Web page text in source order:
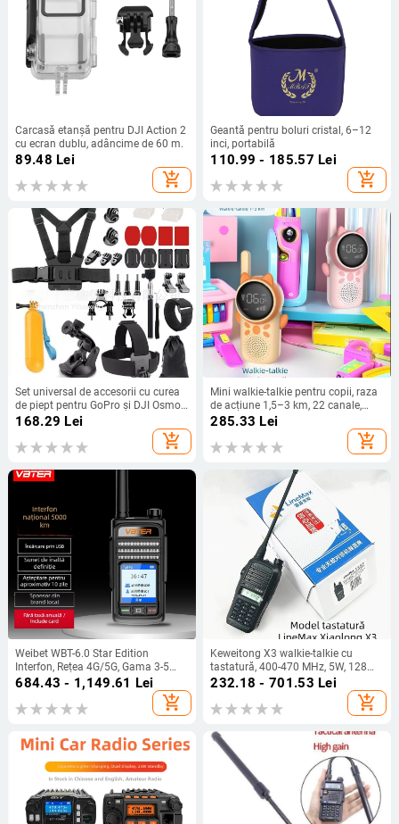
Carcasă etanșă pentru DJI Action 2
cu ecran dublu, adâncime de 60 m.
89.48 Lei
add_shopping_cart
Geantă pentru boluri cristal, 6–12
inci, portabilă
110.99 - 185.57 Lei
add_shopping_cart
Set universal de accesorii cu curea
de piept pentru GoPro și DJI Osmo
Action – pentru ciclism, scufundări,
168.29 Lei
add_shopping_cart
Mini walkie-talkie pentru copii, raza
de acțiune 1,5–3 km, 22 canale,
ieșire RF 0,5 W, baterie litiu 400
285.33 Lei
add_shopping_cart
Weibet WBT-6.0 Star Edition
Interfon, Rețea 4G/5G, Gama 3-5
km, Baterie Li-ion 4900 mAh
684.43 - 1,149.61 Lei
add_shopping_cart
Keweitong X3 walkie-talkie cu
tastatură, 400-470 MHz, 5W, 128
canale, rază 5-10 km, baterie 1500
232.18 - 701.53 Lei
add_shopping_cart